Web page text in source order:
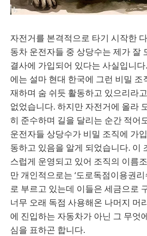
자전거를 본격적으로 타기 시작한
동차 운전자들 중 상당수는 제가 잘
결사에 가입되어 있다는 사실입니
에는 설마 현대 한국에 그런 비밀 조
재하며 숨 쉬듯 활동하고 있으리라
없었습니다. 하지만 자전거에 올라
히 준수하며 길을 달리는 순간 적어
운전자들 상당수가 비밀 조직에 가
동하고 있음을 알게 되었습니다. 이
스럽게 운영되고 있어 조직의 이름
만 개인적으로는 ‘도로독점이용권
로 부르고 있는데 이들은 세금으로
너무 오래 독점 사용해온 나머지 머
에 진입하는 자동차가 아닌 그 무엇
심을 표하곤 합니다.